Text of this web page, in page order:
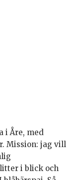
i Åre, med
Mission: jag vill
i blick och